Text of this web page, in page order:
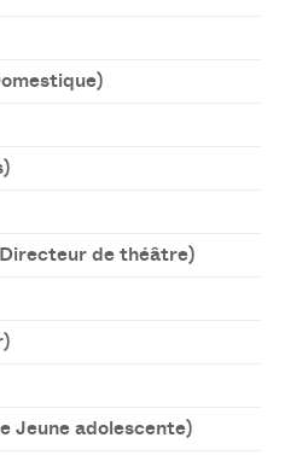
de théâtre)
Jeune adolescente)